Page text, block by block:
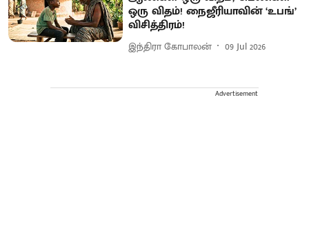
ஒரு விதம்! நைஜீரியாவின் ‘உபங்’
விசித்திரம்!
இந்திரா கோபாலன் 09 Jul 2026
Advertisement